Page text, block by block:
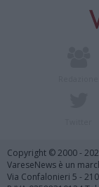
Copyright © 2000 -
VareseNews è un
Via Confalonieri 5 -